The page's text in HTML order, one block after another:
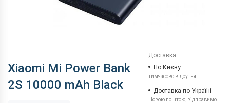
Xiaomi Mi Power Bank
2S 10000 mAh Black
Доставка
По Києву
тимчасово відсутня
Доставка по Україні
Новою поштою, відправимо